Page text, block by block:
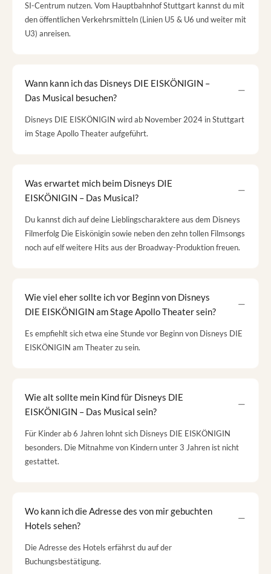
SI-Centrum nutzen. Vom Hauptbahnhof Stuttgart kannst du mit
den öffentlichen Verkehrsmitteln (Linien U5 & U6 und weiter mit
U3) anreisen.
Wann kann ich das Disneys DIE EISKÖNIGIN –
Das Musical besuchen?
Disneys DIE EISKÖNIGIN wird ab November 2024 in Stuttgart
im Stage Apollo Theater aufgeführt.
Was erwartet mich beim Disneys DIE
EISKÖNIGIN – Das Musical?
Du kannst dich auf deine Lieblingscharaktere aus dem Disneys
Filmerfolg Die Eiskönigin sowie neben den zehn tollen Filmsongs
noch auf elf weitere Hits aus der Broadway-Produktion freuen.
Wie viel eher sollte ich vor Beginn von Disneys
DIE EISKÖNIGIN am Stage Apollo Theater sein?
Es empfiehlt sich etwa eine Stunde vor Beginn von Disneys DIE
EISKÖNIGIN am Theater zu sein.
Wie alt sollte mein Kind für Disneys DIE
EISKÖNIGIN – Das Musical sein?
Für Kinder ab 6 Jahren lohnt sich Disneys DIE EISKÖNIGIN
besonders. Die Mitnahme von Kindern unter 3 Jahren ist nicht
gestattet.
Wo kann ich die Adresse des von mir gebuchten
Hotels sehen?
Die Adresse des Hotels erfährst du auf der
Buchungsbestätigung.